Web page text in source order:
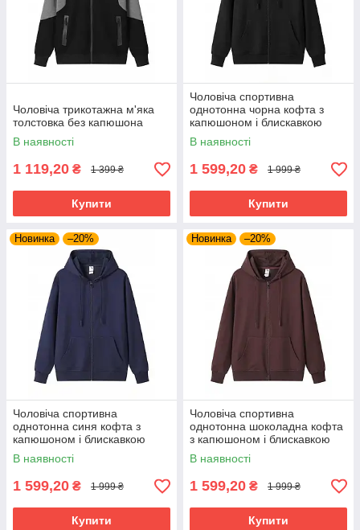
Чоловіча трикотажна м'яка
толстовка без капюшона
В наявності
1 119,20 ₴ 1 399 ₴
Купити
Чоловіча спортивна
однотонна чорна кофта з
капюшоном і блискавкою
В наявності
1 599,20 ₴ 1 999 ₴
Купити
Новинка –20%
Чоловіча спортивна
однотонна синя кофта з
капюшоном і блискавкою
В наявності
1 599,20 ₴ 1 999 ₴
Купити
Новинка –20%
Чоловіча спортивна
однотонна шоколадна кофта
з капюшоном і блискавкою
В наявності
1 599,20 ₴ 1 999 ₴
Купити